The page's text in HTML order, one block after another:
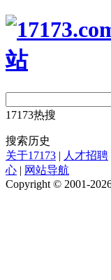
17173热搜
搜索历史
关于17173 | 人才招聘
心 | 网站导航
Copyright © 2001-